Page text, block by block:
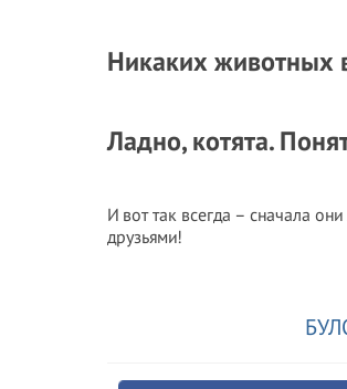
Никаких животных
Ладно, котята.
И вот так всегда – сначала
друзьями!